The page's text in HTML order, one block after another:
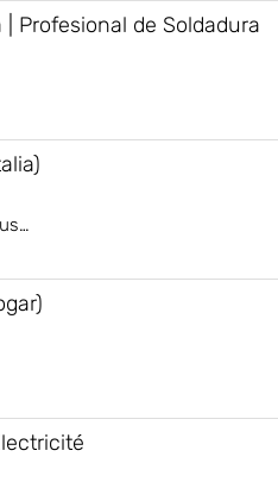
Profesional de Soldadura